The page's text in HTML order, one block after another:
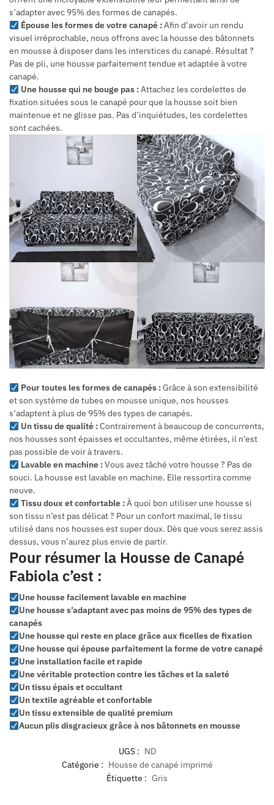
s’adapter avec 95% des formes de canapés.
Épouse les formes de votre canapé :Afin d’avoir un rendu
visuel irréprochable, nous offrons avec la housse des bâtonnets
en mousse à disposer dans les interstices du canapé. Résultat ?
Pas de pli, une housse parfaitement tendue et adaptée à votre
canapé.
Une housse qui ne bouge pas :Attachez les cordelettes de
fixation situées sous le canapé pour que la housse soit bien
maintenue et ne glisse pas. Pas d’inquiétudes, les cordelettes
sont cachées.
Pour toutes les formes de canapés :Grâce à son extensibilité
et son système de tubes en mousse unique, nos housses
s’adaptent à plus de 95% des types de canapés.
Un tissu de qualité :Contrairement à beaucoup de concurrents,
nos housses sont épaisses et occultantes, même étirées, il n’est
pas possible de voir à travers.
Lavable en machine :Vous avez tâché votre housse ? Pas de
souci. La housse est lavable en machine. Elle ressortira comme
neuve.
Tissu doux et confortable :À quoi bon utiliser une housse si
son tissu n’est pas délicat ? Pour un confort maximal, le tissu
utilisé dans nos housses est super doux. Dès que vous serez assis
dessus, vous n’aurez plus envie de partir.
Pour résumer la Housse de Canapé
Fabiola c’est :
Une housse facilement lavable en machine
Une housse s’adaptant avec pas moins de 95% des types de
canapés
Une housse qui reste en place grâce aux ficelles de fixation
Une housse qui épouse parfaitement la forme de votre canapé
Une installation facile et rapide
Une véritable protection contre les tâches et la saleté
Un tissu épais et occultant
Un textile agréable et confortable
Un tissu extensible de qualité premium
Aucun plis disgracieux grâce à nos bâtonnets en mousse
UGS : ND
Catégorie : Housse de canapé imprimé
Étiquette : Gris